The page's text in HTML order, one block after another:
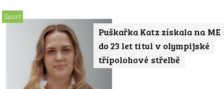
Puškařka Katz získala na ME
do 23 let titul v olympijské
třípolohové střelbě
Sport